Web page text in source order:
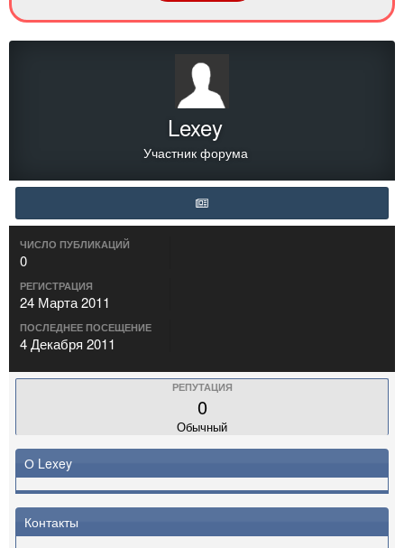
Lexey
Участник форума
ЧИСЛО ПУБЛИКАЦИЙ
0
РЕГИСТРАЦИЯ
24 Марта 2011
ПОСЛЕДНЕЕ ПОСЕЩЕНИЕ
4 Декабря 2011
РЕПУТАЦИЯ
0
Обычный
О Lexey
Контакты